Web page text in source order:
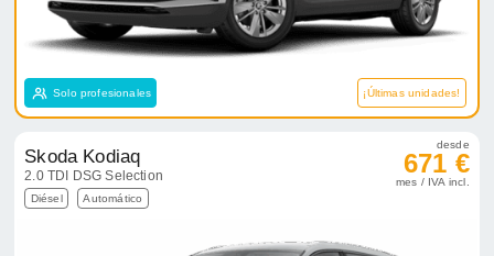
Solo profesionales ¡Últimas unidades!
Skoda Kodiaq
2.0 TDI DSG Selection
Diésel Automático
desde
671 €
mes / IVA incl.